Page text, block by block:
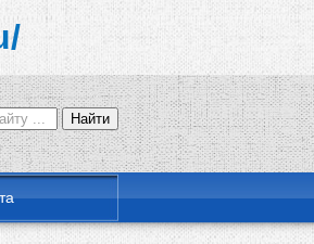
Найти